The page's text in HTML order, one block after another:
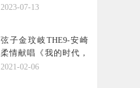
球巡演，印证了耀眼的
2023-07-13
弦子金玟岐THE9-安崎
柔情献唱《我的时代，
你的时代》
2021-02-06